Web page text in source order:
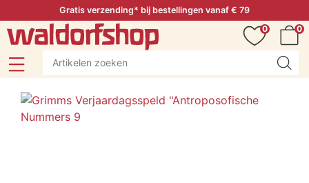
Gratis verzending* bij bestellingen vanaf € 79
0
0